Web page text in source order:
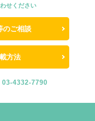
せください
のご相談
方法
03-4332-7790